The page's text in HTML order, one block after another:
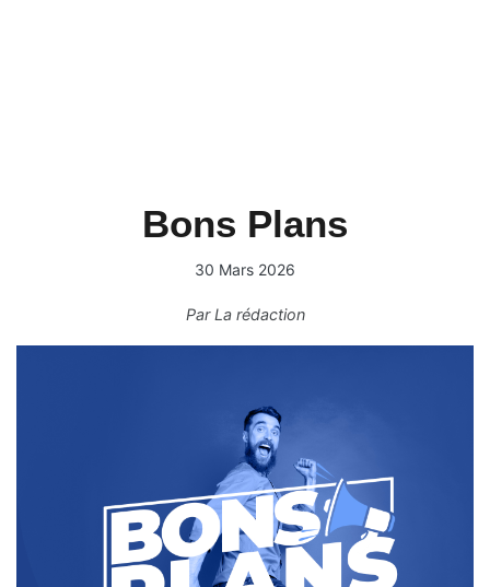
Bons Plans
30 Mars 2026
ParLa rédaction